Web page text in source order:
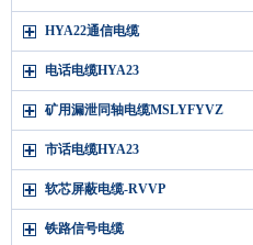
HYA22通信电缆
电话电缆HYA23
矿用漏泄同轴电缆MSLYFYVZ
市话电缆HYA23
软芯屏蔽电缆-RVVP
铁路信号电缆